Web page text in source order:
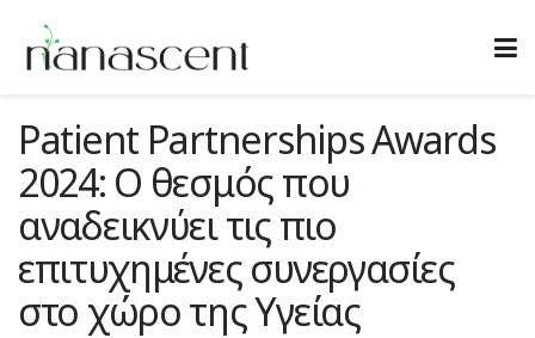
Patient Partnerships Awards
2024: Ο θεσμός που
αναδεικνύει τις πιο
επιτυχημένες συνεργασίες
στο χώρο της Υγείας